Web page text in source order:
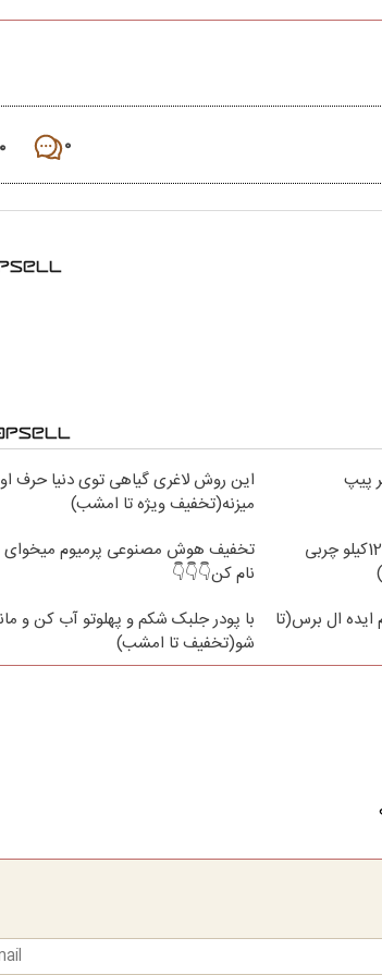
۰ ۰
این روش لاغری گیاهی توی دنیا حرف
میزنه(تخفیف ویژه تا امشب)
از الان تا آخر تابستون حداقل 12کیلو چربی
تخفیف هوش مصنوعی پرمیوم
نام کن👇👇👇
اندام ایده ال برس(تا
با پودر جلبک شکم و پهلوتو آب کن و
شو(تخفیف تا امشب)